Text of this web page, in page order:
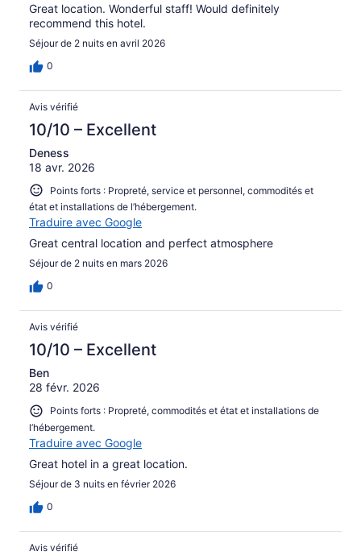
Great location. Wonderful staff! Would definitely
recommend this hotel.
Séjour de 2 nuits en avril 2026
0
Avis vérifié
10/10 – Excellent
Deness
18 avr. 2026
Points forts : Propreté, service et personnel, commodités et
état et installations de l’hébergement.
Traduire avec Google
Great central location and perfect atmosphere
Séjour de 2 nuits en mars 2026
0
Avis vérifié
10/10 – Excellent
Ben
28 févr. 2026
Points forts : Propreté, commodités et état et installations de
l’hébergement.
Traduire avec Google
Great hotel in a great location.
Séjour de 3 nuits en février 2026
0
Avis vérifié